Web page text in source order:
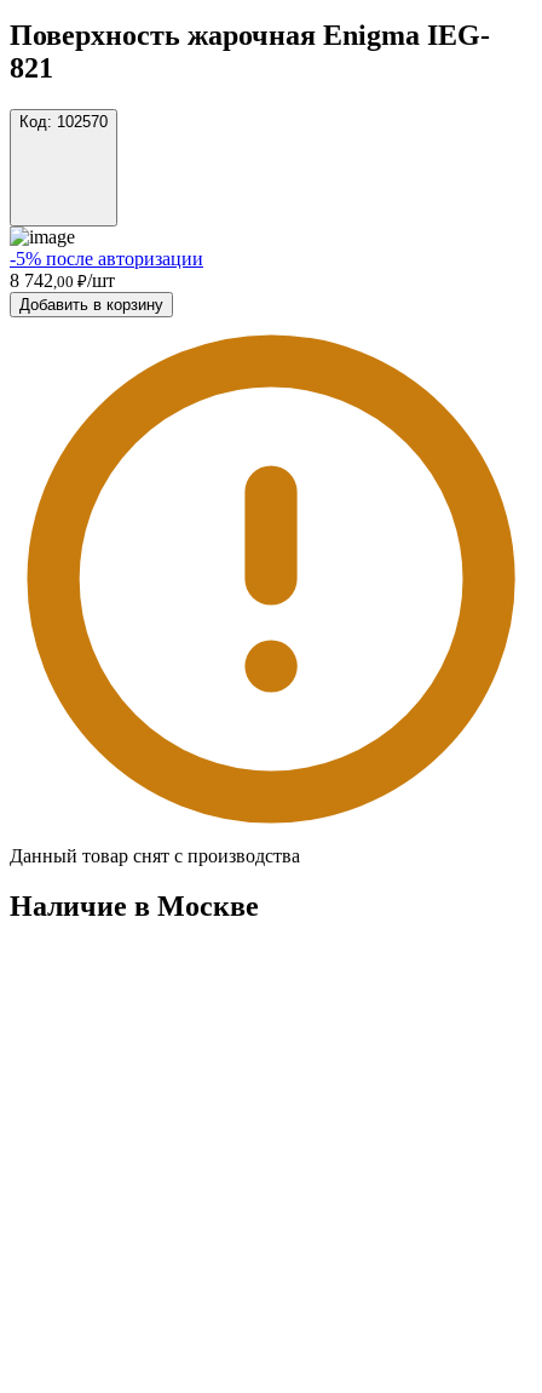
Поверхность жарочная Enigma IEG-
821
Код: 102570
-5% после авторизации
8 742 ,00 ₽/шт
Добавить в корзину
Данный товар снят с производства
Наличие в Москвe